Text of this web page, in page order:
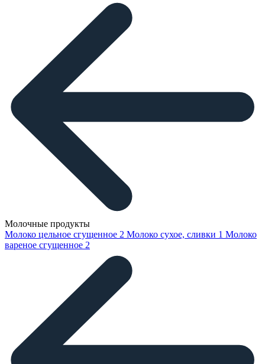
Молочные продукты
Молоко цельное сгущенное 2 Молоко сухое, сливки 1 Молоко
вареное сгущенное 2